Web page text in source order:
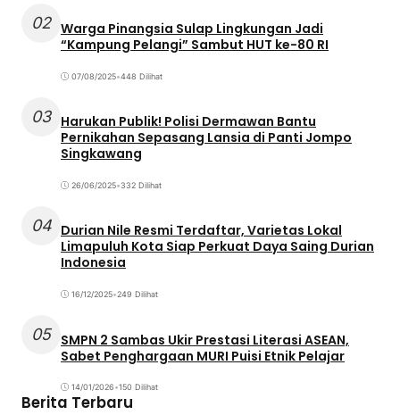
02 Warga Pinangsia Sulap Lingkungan Jadi
“Kampung Pelangi” Sambut HUT ke-80 RI
07/08/2025•448 Dilihat
03 Harukan Publik! Polisi Dermawan Bantu
Pernikahan Sepasang Lansia di Panti Jompo
Singkawang
26/06/2025•332 Dilihat
04 Durian Nile Resmi Terdaftar, Varietas Lokal
Limapuluh Kota Siap Perkuat Daya Saing Durian
Indonesia
16/12/2025•249 Dilihat
05 SMPN 2 Sambas Ukir Prestasi Literasi ASEAN,
Sabet Penghargaan MURI Puisi Etnik Pelajar
14/01/2026•150 Dilihat
Berita Terbaru